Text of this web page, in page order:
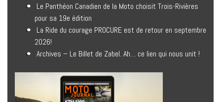
Le Panthéon Canadien de la Moto choisit Trois-Rivières
pour sa 19e édition
La Ride du courage PROCURE est de retour en septembre
2026!
Archives – Le Billet de Zabel. Ah… ce lien qui nous unit !